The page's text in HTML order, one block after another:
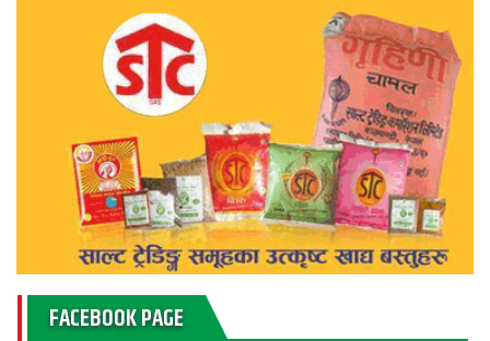
FACEBOOK PAGE